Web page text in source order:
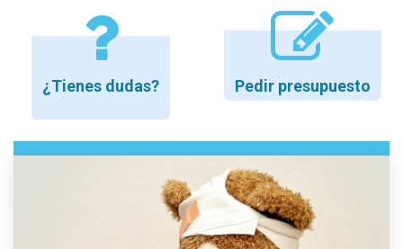
¿Tienes dudas? Pedir presupuesto